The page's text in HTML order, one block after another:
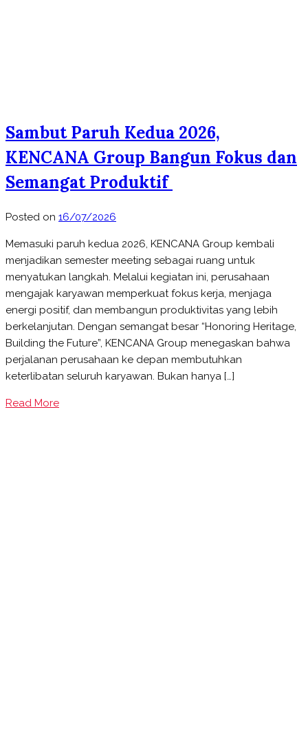
Sambut Paruh Kedua 2026,
KENCANA Group Bangun Fokus dan
Semangat Produktif
Posted on 16/07/2026
Memasuki paruh kedua 2026, KENCANA Group kembali
menjadikan semester meeting sebagai ruang untuk
menyatukan langkah. Melalui kegiatan ini, perusahaan
mengajak karyawan memperkuat fokus kerja, menjaga
energi positif, dan membangun produktivitas yang lebih
berkelanjutan. Dengan semangat besar “Honoring Heritage,
Building the Future”, KENCANA Group menegaskan bahwa
perjalanan perusahaan ke depan membutuhkan
keterlibatan seluruh karyawan. Bukan hanya […]
Read More